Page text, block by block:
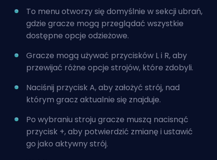
To menu otworzy się domyślnie w sekcji ubrań,
gdzie gracze mogą przeglądać wszystkie
dostępne opcje odzieżowe.
Gracze mogą używać przycisków L i R, aby
przewijać różne opcje strojów, które zdobyli.
Naciśnij przycisk A, aby założyć strój, nad
którym gracz aktualnie się znajduje.
Po wybraniu stroju gracze muszą nacisnąć
przycisk +, aby potwierdzić zmianę i ustawić
go jako aktywny strój.